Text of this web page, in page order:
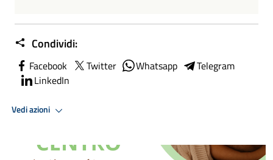
Condividi:
Facebook Twitter Whatsapp
Telegram
LinkedIn
Vedi azioni